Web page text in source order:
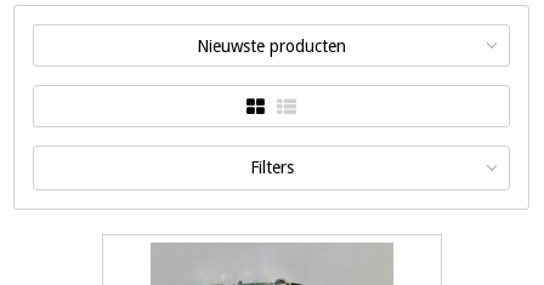
Nieuwste producten
Filters